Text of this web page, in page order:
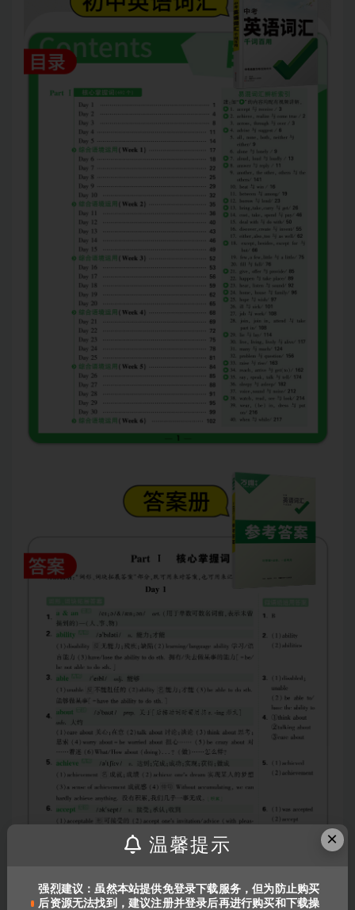
×
温馨提示
强烈建议：虽然本站提供免登录下载服务，但为防止购买
后资源无法找到，建议注册并登录后再进行购买和下载操